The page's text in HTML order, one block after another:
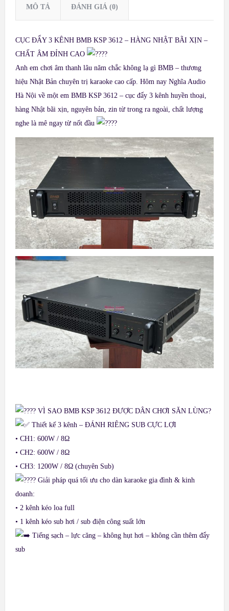
MÔ TẢ ĐÁNH GIÁ (0)
CỤC ĐẨY 3 KÊNH BMB KSP 3612 – HÀNG NHẬT BÃI XỊN –
CHẤT ÂM ĐỈNH CAO
Anh em chơi âm thanh lâu năm chắc không lạ gì BMB – thương
hiệu Nhật Bản chuyên trị karaoke cao cấp. Hôm nay Nghĩa Audio
Hà Nội về một em BMB KSP 3612 – cục đẩy 3 kênh huyền thoại,
hàng Nhật bãi xịn, nguyên bản, zin từ trong ra ngoài, chất lượng
nghe là mê ngay từ nốt đầu
VÌ SAO BMB KSP 3612 ĐƯỢC DÂN CHƠI SĂN LÙNG?
Thiết kế 3 kênh – ĐÁNH RIÊNG SUB CỰC LỢI
• CH1: 600W / 8Ω
• CH2: 600W / 8Ω
• CH3: 1200W / 8Ω (chuyên Sub)
Giải pháp quá tối ưu cho dàn karaoke gia đình & kinh
doanh:
• 2 kênh kéo loa full
• 1 kênh kéo sub hơi / sub điện công suất lớn
Tiếng sạch – lực căng – không hụt hơi – không cần thêm đẩy
sub